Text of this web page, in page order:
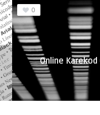
0
Online Karekod